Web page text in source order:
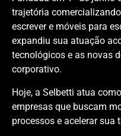
trajetória
escrever e móveis para
expandiu sua atuação
tecnológicos e as novas
corporativo.
Hoje, a Selbetti atua
empresas que buscam
processos e acelerar